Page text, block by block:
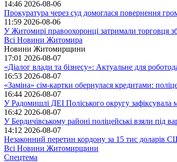
14:46 2026-08-06
Прокуратура через суд домоглася повернення
11:59 2026-08-06
У Житомирі правоохоронці затримали торговця
Всі Новини Житомира
Новини Житомирщини
17:01 2026-08-07
«Діалог влади та бізнесу»: Актуальне для
16:53 2026-08-07
«Заміна» сім-картки обернулася кредитами:
16:44 2026-08-07
У Радомишлі ДЕІ Поліського округу зафіксувала
16:42 2026-08-07
У Бердичівському районі поліцейські взяли під
14:12 2026-08-07
Незаконний перетин кордону за 15 тис доларів
Всі Новини Житомирщини
Спецтема